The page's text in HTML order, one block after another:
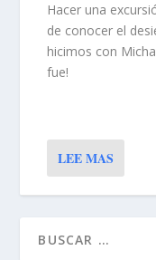
Hacer una
de conocer el
hicimos con
fue!
LEE MAS